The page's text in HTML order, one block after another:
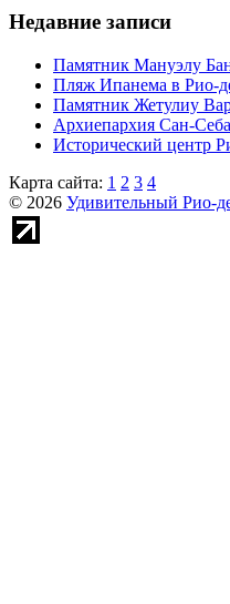
Недавние записи
Памятник Мануэлу
Пляж Ипанема в Рио-
Памятник Жетулиу
Архиепархия Сан-
Исторический центр
Карта сайта: 1 2 3 4
© 2026 Удивительный Рио-